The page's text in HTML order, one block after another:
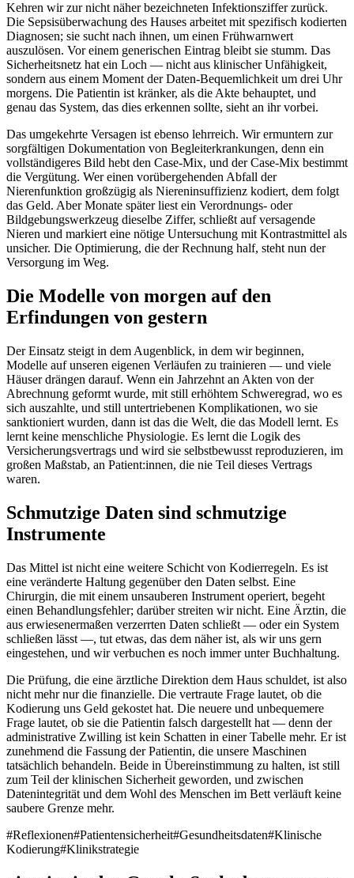
Kehren wir zur nicht näher bezeichneten Infektionsziffer zurück.
Die Sepsisüberwachung des Hauses arbeitet mit spezifisch kodierten
Diagnosen; sie sucht nach ihnen, um einen Frühwarnwert
auszulösen. Vor einem generischen Eintrag bleibt sie stumm. Das
Sicherheitsnetz hat ein Loch — nicht aus klinischer Unfähigkeit,
sondern aus einem Moment der Daten-Bequemlichkeit um drei Uhr
morgens. Die Patientin ist kränker, als die Akte behauptet, und
genau das System, das dies erkennen sollte, sieht an ihr vorbei.
Das umgekehrte Versagen ist ebenso lehrreich. Wir ermuntern zur
sorgfältigen Dokumentation von Begleiterkrankungen, denn ein
vollständigeres Bild hebt den Case-Mix, und der Case-Mix bestimmt
die Vergütung. Wer einen vorübergehenden Abfall der
Nierenfunktion großzügig als Niereninsuffizienz kodiert, dem folgt
das Geld. Aber Monate später liest ein Verordnungs- oder
Bildgebungswerkzeug dieselbe Ziffer, schließt auf versagende
Nieren und markiert eine nötige Untersuchung mit Kontrastmittel als
unsicher. Die Optimierung, die der Rechnung half, steht nun der
Versorgung im Weg.
Die Modelle von morgen auf den
Erfindungen von gestern
Der Einsatz steigt in dem Augenblick, in dem wir beginnen,
Modelle auf unseren eigenen Verläufen zu trainieren — und viele
Häuser drängen darauf. Wenn ein Jahrzehnt an Akten von der
Abrechnung geformt wurde, mit still erhöhtem Schweregrad, wo es
sich auszahlte, und still untertriebenen Komplikationen, wo sie
sanktioniert wurden, dann ist das die Welt, die das Modell lernt. Es
lernt keine menschliche Physiologie. Es lernt die Logik des
Versicherungsvertrags und wird sie selbstbewusst reproduzieren, im
großen Maßstab, an Patient:innen, die nie Teil dieses Vertrags
waren.
Schmutzige Daten sind schmutzige
Instrumente
Das Mittel ist nicht eine weitere Schicht von Kodierregeln. Es ist
eine veränderte Haltung gegenüber den Daten selbst. Eine
Chirurgin, die mit einem unsauberen Instrument operiert, begeht
einen Behandlungsfehler; darüber streiten wir nicht. Eine Ärztin, die
aus erwiesenermaßen verzerrten Daten schließt — oder ein System
schließen lässt —, tut etwas, das dem näher ist, als wir uns gern
eingestehen, und wir verbuchen es noch immer unter Buchhaltung.
Die Prüfung, die eine ärztliche Direktion dem Haus schuldet, ist also
nicht mehr nur die finanzielle. Die vertraute Frage lautet, ob die
Kodierung uns Geld gekostet hat. Die neuere und unbequemere
Frage lautet, ob sie die Patientin falsch dargestellt hat — denn der
administrative Zwilling ist kein Schatten in einer Tabelle mehr. Er ist
zunehmend die Fassung der Patientin, die unsere Maschinen
tatsächlich behandeln. Beide in Übereinstimmung zu halten, ist still
zum Teil der klinischen Sicherheit geworden, und zwischen
Datenintegrität und dem Wohl des Menschen im Bett verläuft keine
saubere Grenze mehr.
#Reflexionen#Patientensicherheit#Gesundheitsdaten#Klinische
Kodierung#Klinikstrategie